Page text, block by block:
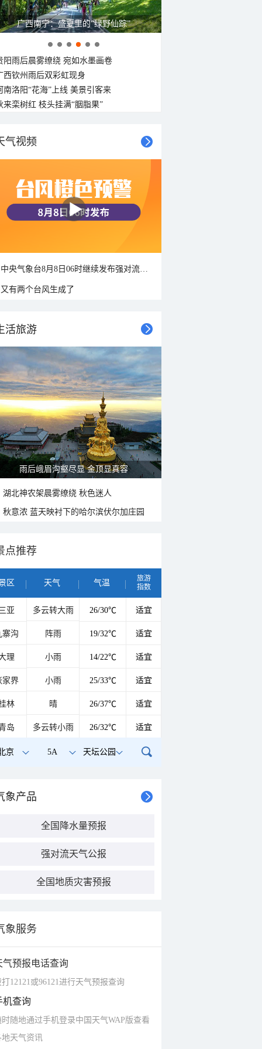
广西南宁：盛夏里的“绿野仙踪”
阳雨后晨雾缭绕 宛如水墨画卷
西钦州雨后双彩虹现身
南洛阳“花海”上线 美景引客来
来栾树红 枝头挂满“胭脂果”
气视频
又有两个台风生成了
活旅游
雨后峨眉沟壑尽显 金顶显真容
湖北神农架晨雾缭绕 秋色迷人
秋意浓 蓝天映衬下的哈尔滨伏尔加庄园
点推荐
区 天气 气温
旅游
指数
亚 多云转大雨 26/30℃ 适宜
寨沟 阵雨 19/32℃ 适宜
理 小雨 14/22℃ 适宜
家界 小雨 25/33℃ 适宜
林 晴 26/37℃ 适宜
岛 多云转小雨 26/32℃ 适宜
京 5A 天坛公园
象产品
全国降水量预报
强对流天气公报
全国地质灾害预报
象服务
气预报电话查询
打12121或96121进行天气预报查询
机查询
时随地通过手机登录中国天气WAP版查看
地天气资讯